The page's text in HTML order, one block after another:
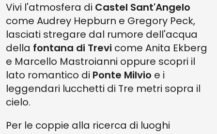
Vivi l'atmosfera di Castel Sant'Angelo
come Audrey Hepburn e Gregory Peck,
lasciati stregare dal rumore dell'acqua
della fontana di Trevi come Anita Ekberg
e Marcello Mastroianni oppure scopri il
lato romantico di Ponte Milvio e i
leggendari lucchetti di Tre metri sopra il
cielo.
Per le coppie alla ricerca di luoghi